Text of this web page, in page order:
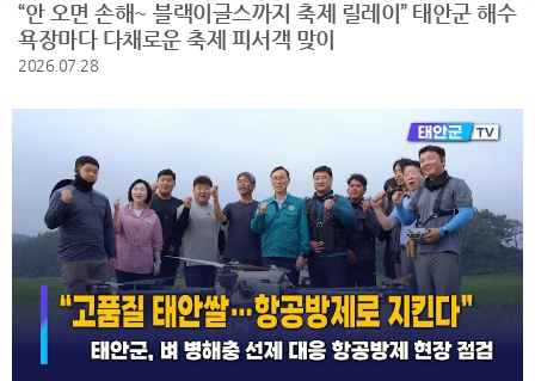
“안 오면 손해~ 블랙이글스까지 축제 릴레이” 태안군 해수
욕장마다 다채로운 축제 피서객 맞이
2026.07.28